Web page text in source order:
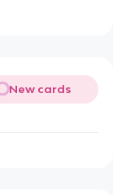
New cards